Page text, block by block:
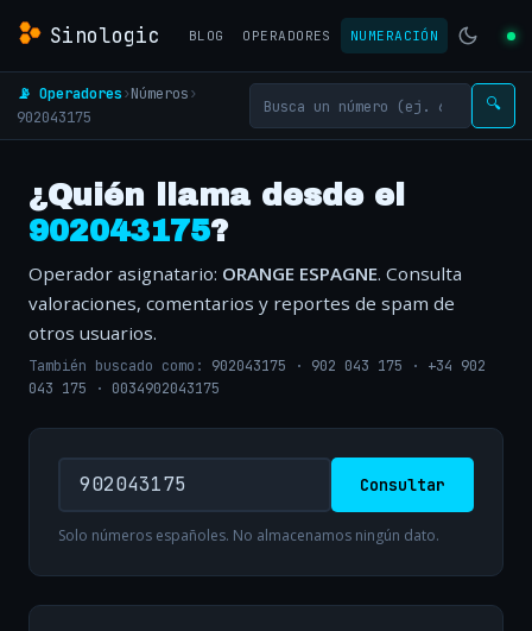
Sinologic BLOG OPERADORES NUMERACIÓN
📡 Operadores›Números›
902043175
🔍
¿Quién llama desde el
902043175?
Operador asignatario: ORANGE ESPAGNE. Consulta
valoraciones, comentarios y reportes de spam de
otros usuarios.
También buscado como: 902043175 · 902 043 175 · +34 902
043 175 · 0034902043175
Consultar
Solo números españoles. No almacenamos ningún dato.